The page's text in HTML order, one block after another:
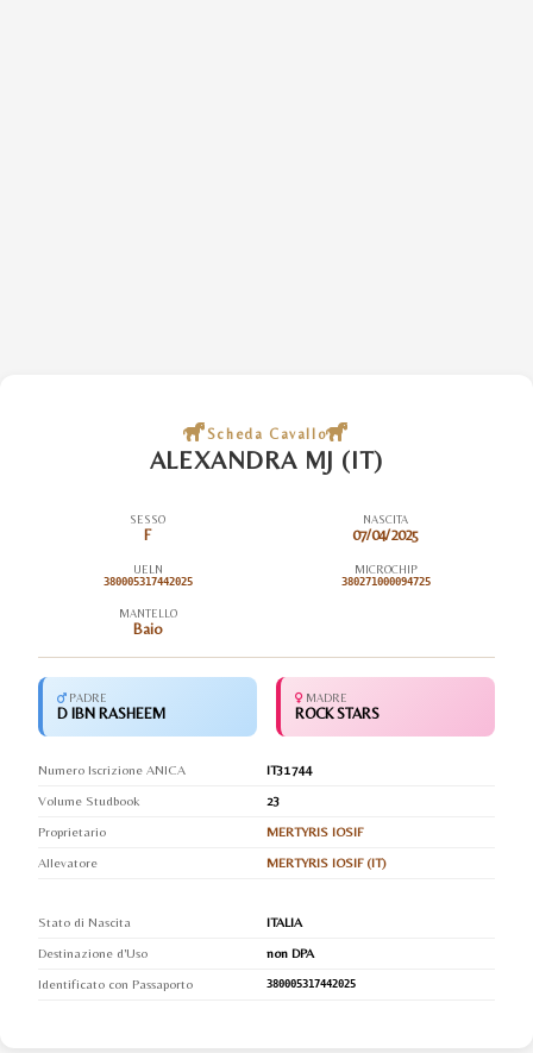
Scheda Cavallo
ALEXANDRA MJ (IT)
SESSO
F
NASCITA
07/04/2025
UELN
380005317442025
MICROCHIP
380271000094725
MANTELLO
Baio
PADRE
D IBN RASHEEM
MADRE
ROCK STARS
Numero Iscrizione ANICA
IT31744
Volume Studbook
23
Proprietario
MERTYRIS IOSIF
Allevatore
MERTYRIS IOSIF (IT)
Stato di Nascita
ITALIA
Destinazione d'Uso
non DPA
Identificato con Passaporto
380005317442025